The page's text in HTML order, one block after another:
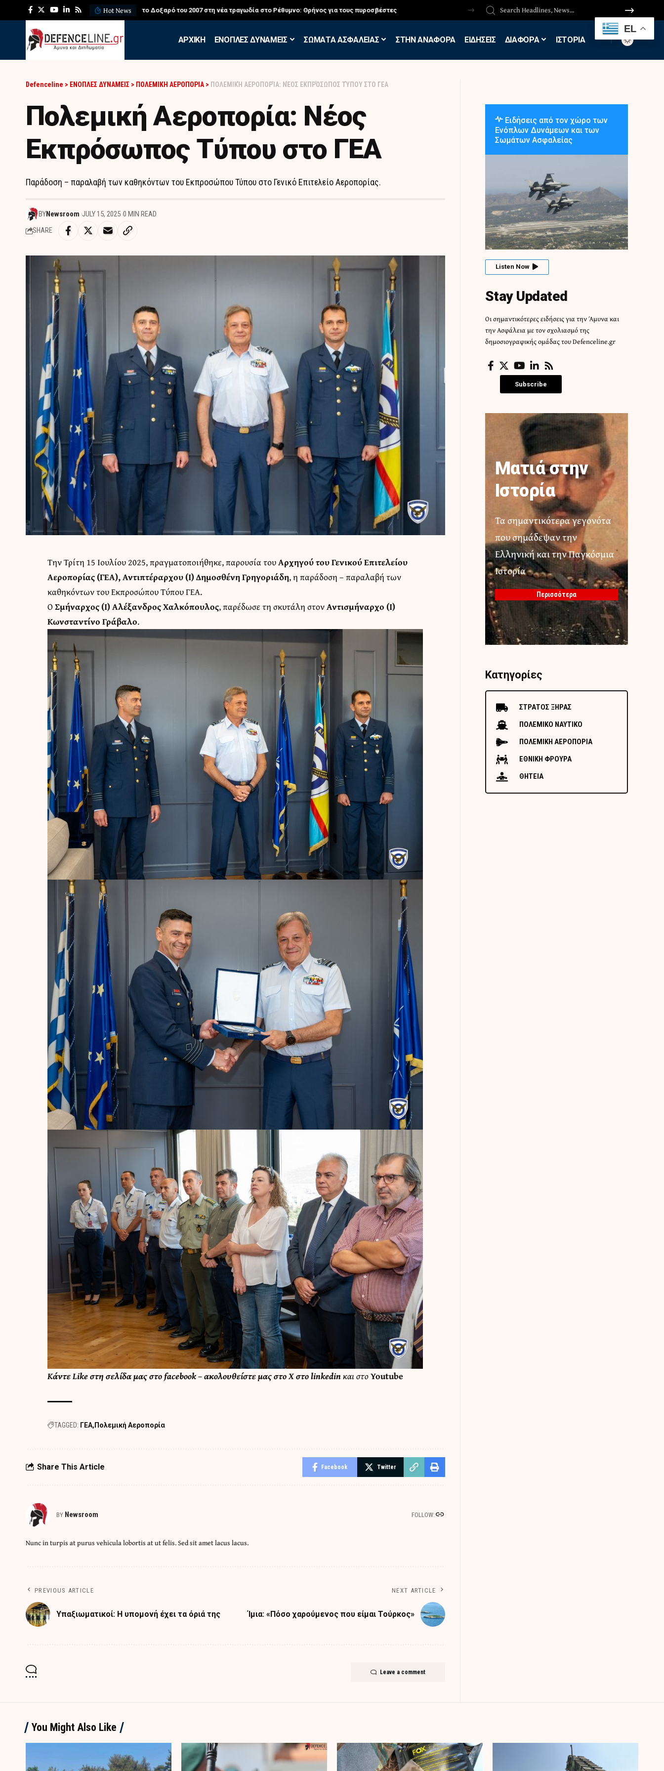
Hot News ΛΕΦΕΔ: Η εντυπωσιακή άσκηση των Εθελοντών Εφέδρων στον Έβρο
APXIKH ΕΝΟΠΛΕΣ ΔΥΝΑΜΕΙΣ ΣΩΜΑΤΑ ΑΣΦΑΛΕΙΑΣ ΣΤΗΝ ΑΝΑΦΟΡΑ ΕΙΔΗΣΕΙΣ ΔΙΑΦΟΡΑ ΙΣΤΟΡΙΑ
Defenceline > ΕΝΟΠΛΕΣ ΔΥΝΑΜΕΙΣ > ΠΟΛΕΜΙΚΗ ΑΕΡΟΠΟΡΙΑ > ΠΟΛΕΜΙΚΉ ΑΕΡΟΠΟΡΊΑ: ΝΈΟΣ ΕΚΠΡΌΣΩΠΟΣ ΤΎΠΟΥ ΣΤΟ ΓΕΑ
Πολεμική Αεροπορία: Νέος
Εκπρόσωπος Τύπου στο ΓΕΑ
Παράδοση – παραλαβή των καθηκόντων του Εκπροσώπου Τύπου στο Γενικό Επιτελείο Αεροπορίας.
BYNewsroom JULY 15, 2025 0 MIN READ
SHARE
Την Τρίτη 15 Ιουλίου 2025, πραγματοποιήθηκε, παρουσία τουΑρχηγού του Γενικού Επιτελείου
Αεροπορίας (ΓΕΑ), Αντιπτέραρχου (Ι) Δημοσθένη Γρηγοριάδη, η παράδοση – παραλαβή των
καθηκόντων του Εκπροσώπου Τύπου ΓΕΑ.
ΟΣμήναρχος (Ι) Αλέξανδρος Χαλκόπουλος, παρέδωσε τη σκυτάλη στονΑντισμήναρχο (Ι)
Κωνσταντίνο Γράβαλο.
ΚάντεLike στη σελίδα μας στο facebook– ακολουθείστε μας στοXστοlinkedinκαι στοYoutube
TAGGED: ΓΕΑ Πολεμική Αεροπορία
Share This Article Facebook Twitter
BY Newsroom FOLLOW:
Nunc in turpis at purus vehicula lobortis at ut felis. Sed sit amet lacus lacus.
PREVIOUS ARTICLE
Υπαξιωματικοί: Η υπομονή έχει τα όριά της
NEXT ARTICLE
Ίμια: «Πόσο χαρούμενος που είμαι Τούρκος»
Leave a comment
Ειδήσεις από τον χώρο των
Ενόπλων Δυνάμεων και των
Σωμάτων Ασφαλείας
Listen Now
Stay Updated
Οι σημαντικότερες ειδήσεις για την Άμυνα και
την Ασφάλεια με τον σχολιασμό της
δημοσιογραφικής ομάδας του Defenceline.gr
Subscribe
Ματιά στην
Ιστορία
Τα σημαντικότερα γεγονότα
που σημάδεψαν την
Ελληνική και την Παγκόσμια
Ιστορία
Περισσότερα
Κατηγορίες
ΣΤΡΑΤΟΣ ΞΗΡΑΣ
ΠΟΛΕΜΙΚΟ ΝΑΥΤΙΚΟ
ΠΟΛΕΜΙΚΗ ΑΕΡΟΠΟΡΙΑ
ΕΘΝΙΚΗ ΦΡΟΥΡΑ
ΘΗΤΕΙΑ
You Might Also Like
EL